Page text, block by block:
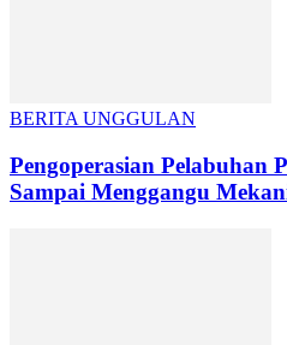
BERITA UNGGULAN
Pengoperasian Pelabuhan
Sampai Menggangu